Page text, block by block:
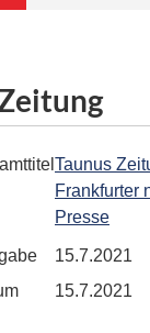
Taunus
Frankfurter
Presse
15.7.2021
15.7.2021